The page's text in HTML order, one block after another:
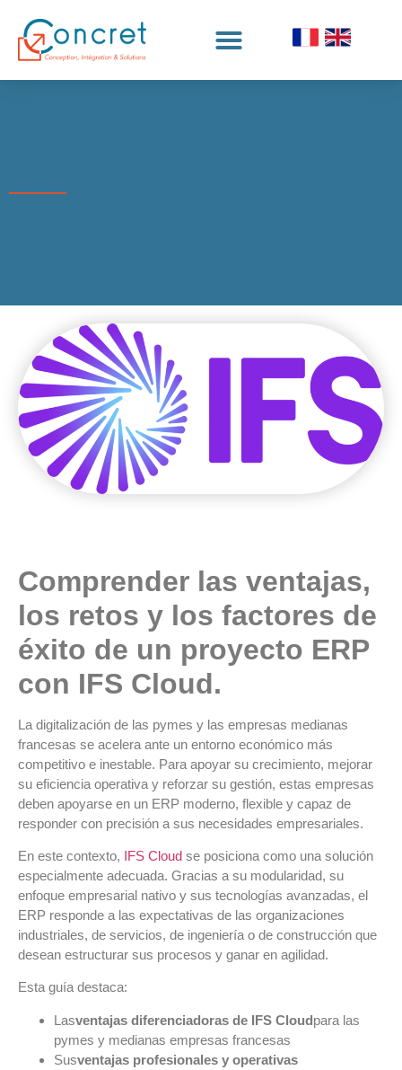
Comprender las ventajas,
los retos y los factores de
éxito de un proyecto ERP
con IFS Cloud.
La digitalización de las pymes y las empresas medianas
francesas se acelera ante un entorno económico más
competitivo e inestable. Para apoyar su crecimiento, mejorar
su eficiencia operativa y reforzar su gestión, estas empresas
deben apoyarse en un ERP moderno, flexible y capaz de
responder con precisión a sus necesidades empresariales.
En este contexto, IFS Cloud se posiciona como una solución
especialmente adecuada. Gracias a su modularidad, su
enfoque empresarial nativo y sus tecnologías avanzadas, el
ERP responde a las expectativas de las organizaciones
industriales, de servicios, de ingeniería o de construcción que
desean estructurar sus procesos y ganar en agilidad.
Esta guía destaca:
Lasventajas diferenciadoras de IFS Cloudpara las
pymes y medianas empresas francesas
Susventajas profesionales y operativas